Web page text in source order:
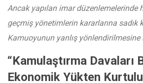
Ancak yapılan imar düzenlemelerinde
geçmiş yönetimlerin kararlarına sadık
Kamuoyunun yanlış yönlendirilmesine
“Kamulaştırma Davaları
Ekonomik Yükten